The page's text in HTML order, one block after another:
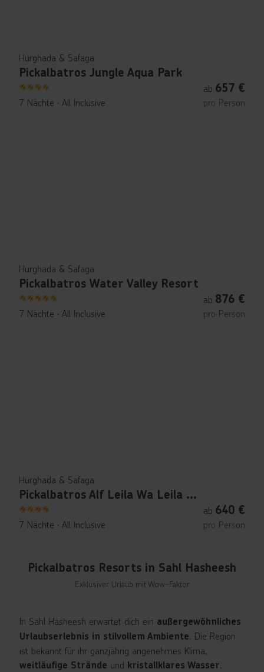
Hurghada & Safaga
Pickalbatros Jungle Aqua Park
4
7 Nächte ∙ All Inclusive
ab 657 €
pro Person
Hurghada & Safaga
Pickalbatros Water Valley Resort
5
7 Nächte ∙ All Inclusive
ab 876 €
pro Person
Hurghada & Safaga
Pickalbatros Alf Leila Wa Leila Resort
4
7 Nächte ∙ All Inclusive
ab 640 €
pro Person
Pickalbatros Resorts in Sahl Hasheesh
Exklusiver Urlaub mit Wow-Faktor
In Sahl Hasheesh erwartet dich ein außergewöhnliches
Urlaubserlebnis in stilvollem Ambiente. Die Region
ist bekannt für ihr ganzjährig angenehmes Klima,
weitläufige Strände und kristallklares Wasser.